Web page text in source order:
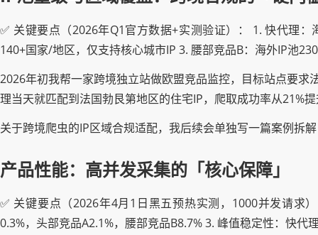
✅ 关键要点（2026年Q1官方数据+实测验证）： 1. 快代理
140+国家/地区，仅支持核心城市IP 3. 腰部竞品B：海外IP池
2026年初我帮一家跨境独立站做欧盟竞品监控，目标站点要
理当天就匹配到法国勃艮第地区的住宅IP，爬取成功率从21%
关于跨境爬虫的IP区域合规适配，我后续会单独写一篇案例拆
产品性能：高并发采集的「核心保障」
✅ 关键要点（2026年4月1日黑五预热实测，1000并发请求
0.3%，头部竞品A2.1%，腰部竞品B8.7% 3. 峰值稳定性：快